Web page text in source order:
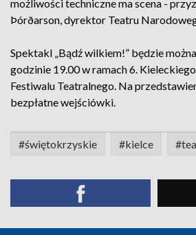
możliwości techniczne ma scena -
Þórðarson, dyrektor Teatru
Spektakl „Bądź wilkiem!” będzie
godzinie 19.00 w ramach 6.
Festiwalu Teatralnego. Na
bezpłatne wejściówki.
#świętokrzyskie #kielce